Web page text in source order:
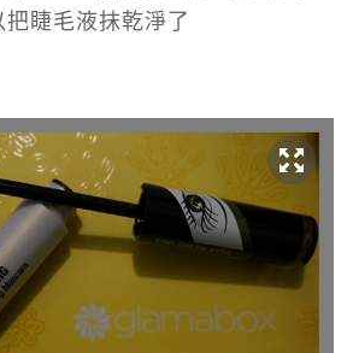
睫毛液抹乾淨了